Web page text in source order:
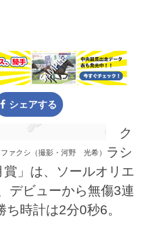
シェアする
ァクシ（撮影・河野 光希）
ク
ラシ
」は、ソールオリエ
デビューから無傷3連
時計は2分0秒6。